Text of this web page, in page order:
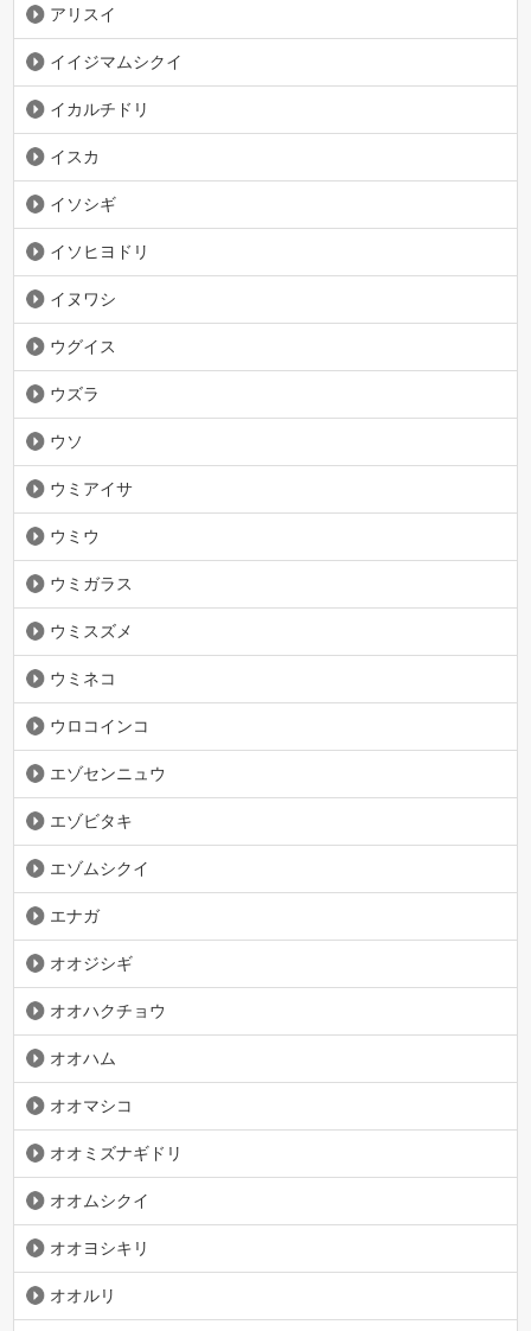
アリスイ
イイジマムシクイ
イカルチドリ
イスカ
イソシギ
イソヒヨドリ
イヌワシ
ウグイス
ウズラ
ウソ
ウミアイサ
ウミウ
ウミガラス
ウミスズメ
ウミネコ
ウロコインコ
エゾセンニュウ
エゾビタキ
エゾムシクイ
エナガ
オオジシギ
オオハクチョウ
オオハム
オオマシコ
オオミズナギドリ
オオムシクイ
オオヨシキリ
オオルリ